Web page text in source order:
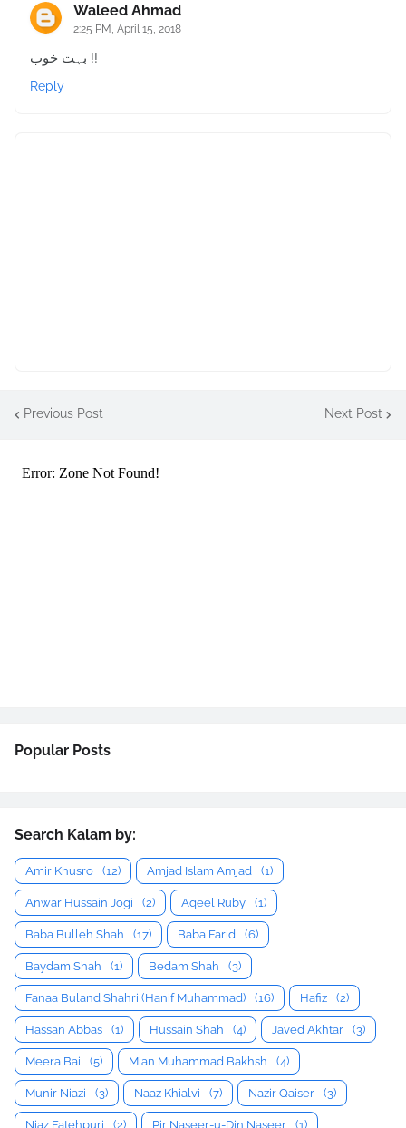
Waleed Ahmad
2:25 PM, April 15, 2018
بہت خوب !!
Reply
Previous Post Next Post
Popular Posts
Search Kalam by:
Amir Khusro (12) Amjad Islam Amjad (1)
Anwar Hussain Jogi (2) Aqeel Ruby (1)
Baba Bulleh Shah (17) Baba Farid (6)
Baydam Shah (1) Bedam Shah (3)
Fanaa Buland Shahri (Hanif Muhammad) (16) Hafiz (2)
Hassan Abbas (1) Hussain Shah (4) Javed Akhtar (3)
Meera Bai (5) Mian Muhammad Bakhsh (4)
Munir Niazi (3) Naaz Khialvi (7) Nazir Qaiser (3)
Niaz Fatehpuri (2) Pir Naseer-u-Din Naseer (1)